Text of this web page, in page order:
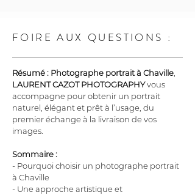
FOIRE AUX QUESTIONS :
Résumé : Photographe portrait à Chaville
LAURENT CAZOT PHOTOGRAPHY vous
accompagne pour obtenir un portrait
naturel, élégant et prêt à l’usage, du
premier échange à la livraison de vos
images.
Sommaire :
- Pourquoi choisir un photographe portrait
à Chaville
- Une approche artistique et